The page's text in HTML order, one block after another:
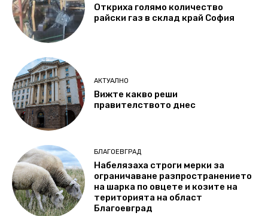
Откриха голямо количество
райски газ в склад край София
АКТУАЛНО
Вижте какво реши
правителството днес
БЛАГОЕВГРАД
Набелязаха строги мерки за
ограничаване разпространението
на шарка по овцете и козите на
територията на област
Благоевград